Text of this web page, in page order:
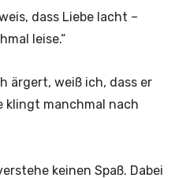
dass Liebe lacht –
leise.“
ärgert, weiß ich, dass er
klingt manchmal nach
keinen Spaß. Dabei